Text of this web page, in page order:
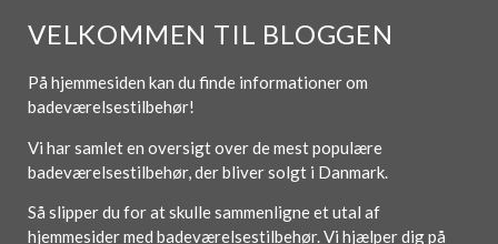
VELKOMMEN TIL BLOGGEN
På hjemmesiden kan du finde informationer om
badeværelsestilbehør!
Vi har samlet en oversigt over de mest populære
badeværelsestilbehør, der bliver solgt i Danmark.
Så slipper du for at skulle sammenligne et utal af
hjemmesider med badeværelsestilbehør. Vi hjælper dig på